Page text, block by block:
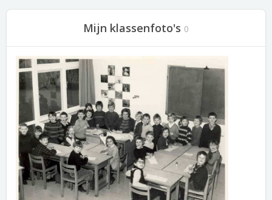
Mijn klassenfoto's 0